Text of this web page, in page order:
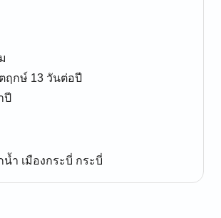
ฤกษ์ 13 วันต่อปี
ำ เมืองกระบี่ กระบี่